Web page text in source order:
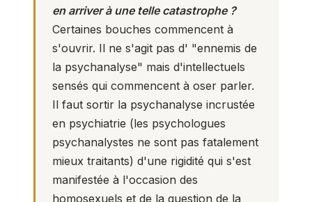
en arriver à une telle catastrophe ?
Certaines bouches commencent à
s'ouvrir. Il ne s'agit pas d' "ennemis de
la psychanalyse" mais d'intellectuels
sensés qui commencent à oser parler.
Il faut sortir la psychanalyse incrustée
en psychiatrie (les psychologues
psychanalystes ne sont pas fatalement
mieux traitants) d'une rigidité qui s'est
manifestée à l'occasion des
homosexuels et de la question de la